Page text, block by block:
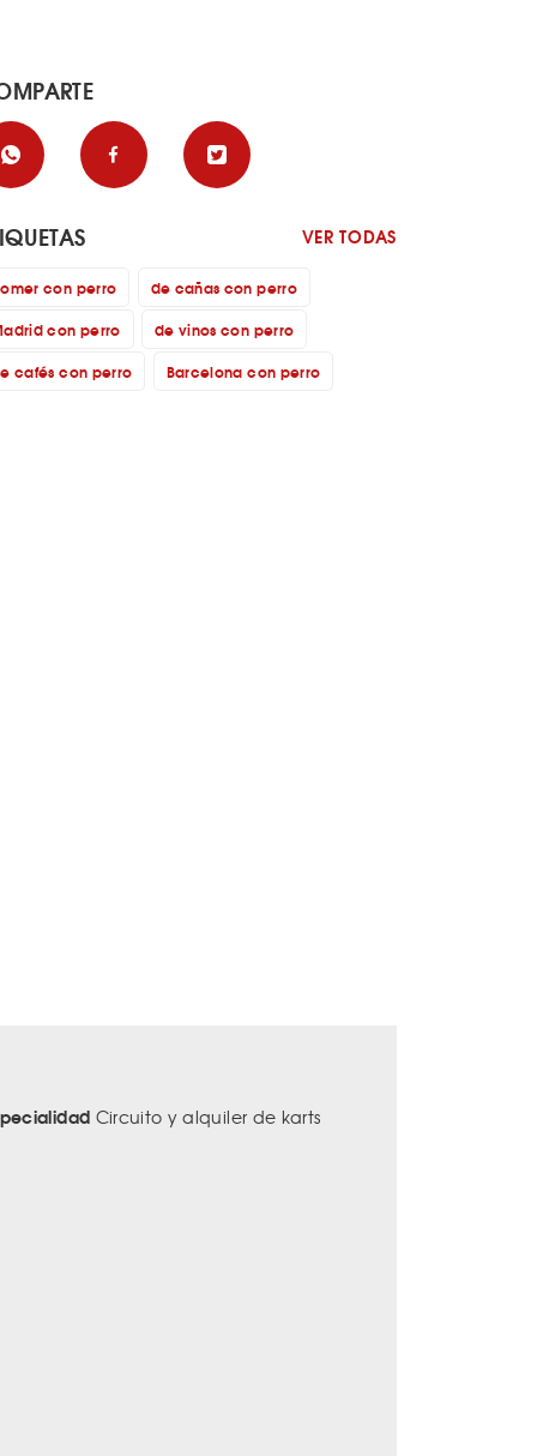
VER TODAS
con perro
de cañas con perro
con perro
de vinos con perro
cafés con perro
Barcelona con perro
Circuito y alquiler de karts